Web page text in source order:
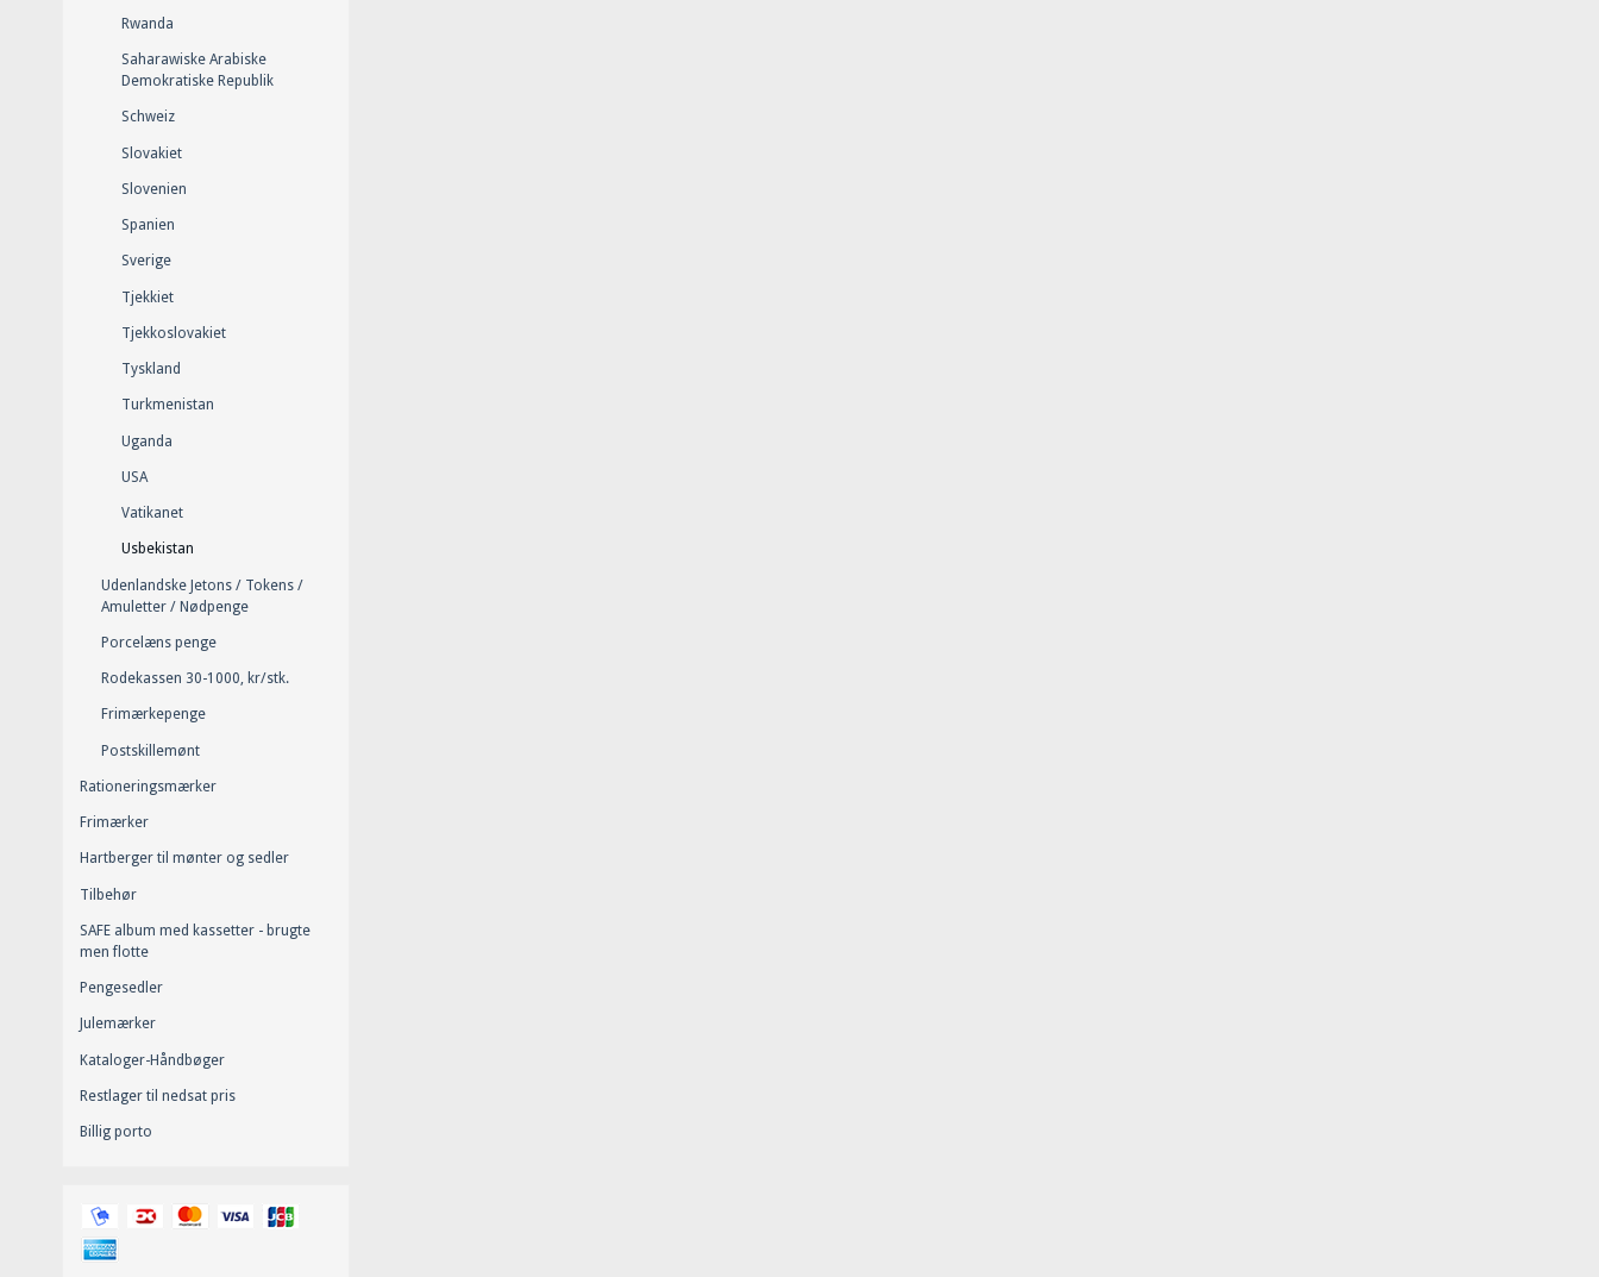
Rwanda
Saharawiske Arabiske
Demokratiske Republik
Schweiz
Slovakiet
Slovenien
Spanien
Sverige
Tjekkiet
Tjekkoslovakiet
Tyskland
Turkmenistan
Uganda
USA
Vatikanet
Usbekistan
Udenlandske Jetons / Tokens /
Amuletter / Nødpenge
Porcelæns penge
Rodekassen 30-1000, kr/stk.
Frimærkepenge
Postskillemønt
Rationeringsmærker
Frimærker
Hartberger til mønter og sedler
Tilbehør
SAFE album med kassetter - brugte
men flotte
Pengesedler
Julemærker
Kataloger-Håndbøger
Restlager til nedsat pris
Billig porto